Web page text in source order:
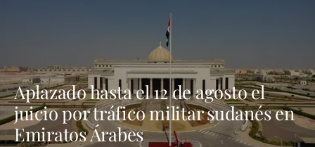
Aplazado hasta el 12 de agosto el
juicio por tráfico militar sudanés en
Emiratos Árabes